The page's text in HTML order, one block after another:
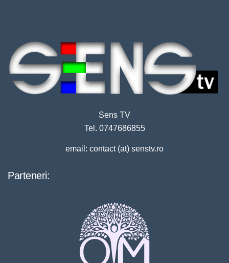
Sens TV
Tel. 0747686855
email: contact (at) senstv.ro
Parteneri: